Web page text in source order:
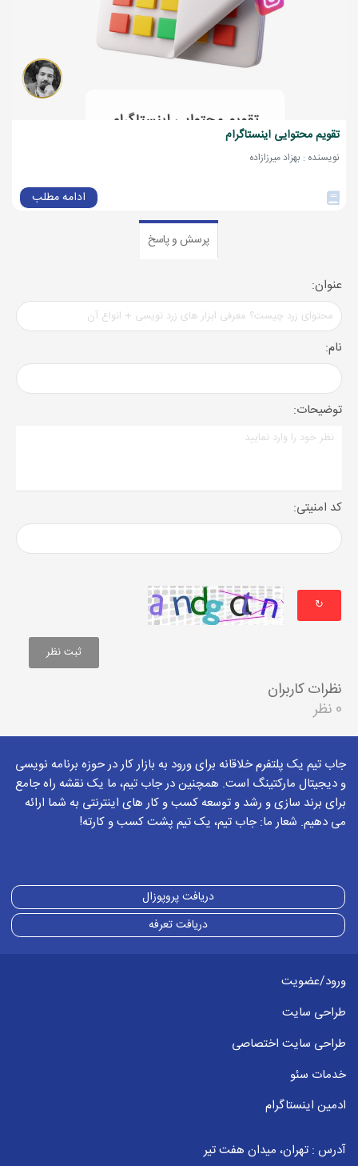
تقویم محتوایی اینستاگرام
نویسنده : بهزاد میرزازاده
ادامه مطلب
پرسش و پاسخ
عنوان:
نام:
توضیحات:
کد امنیتی:
↻
نظرات کاربران
0 نظر
جاب تیم یک پلتفرم خلاقانه برای ورود به بازار کار در حوزه برنامه نویسی
و دیجیتال مارکتینگ است. همچنین در جاب تیم، ما یک نقشه راه جامع
برای برند سازی و رشد و توسعه کسب و کار های اینترنتی به شما ارائه
می دهیم. شعار ما: جاب تیم، یک تیم پشت کسب و کارته!
دریافت پروپوزال
دریافت تعرفه
ورود/عضویت
طراحی سایت
طراحی سایت اختصاصی
خدمات سئو
ادمین اینستاگرام
آدرس : تهران، میدان هفت تیر